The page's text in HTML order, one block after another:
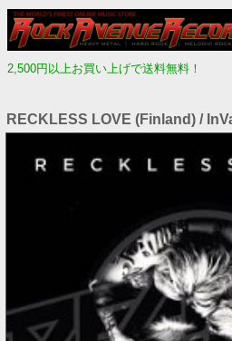
2,500円以上お買い上げで送料無料！
RECKLESS LOVE (Finland) /